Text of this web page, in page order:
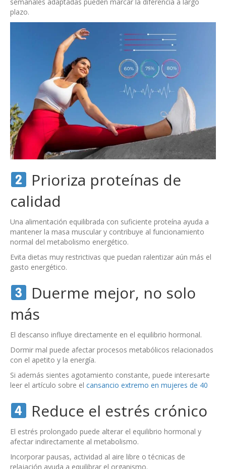
plazo.
Prioriza proteínas de
calidad
Una alimentación equilibrada con suficiente proteína ayuda a
mantener la masa muscular y contribuye al funcionamiento
normal del metabolismo energético.
Evita dietas muy restrictivas que puedan ralentizar aún más el
gasto energético.
Duerme mejor, no solo
más
El descanso influye directamente en el equilibrio hormonal.
Dormir mal puede afectar procesos metabólicos relacionados
con el apetito y la energía.
Si además sientes agotamiento constante, puede interesarte
leer el artículo sobre el cansancio extremo en mujeres de 40
Reduce el estrés crónico
El estrés prolongado puede alterar el equilibrio hormonal y
afectar indirectamente al metabolismo.
Incorporar pausas, actividad al aire libre o técnicas de
relajación ayuda a equilibrar el organismo.